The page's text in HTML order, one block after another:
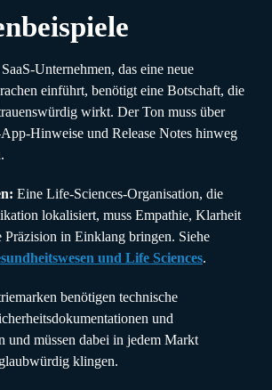
Unternehmen, das eine neue
einführt, benötigt eine Botschaft, die
wirkt. Der Ton muss über
Hinweise und Release Notes hinweg
Eine Life-Sciences-Organisation, die
lokalisiert, muss Empathie, Klarheit
Präzision in Einklang bringen. Siehe
und Life Sciences.
benötigen technische
und
und müssen dabei in jedem Markt
klingen.